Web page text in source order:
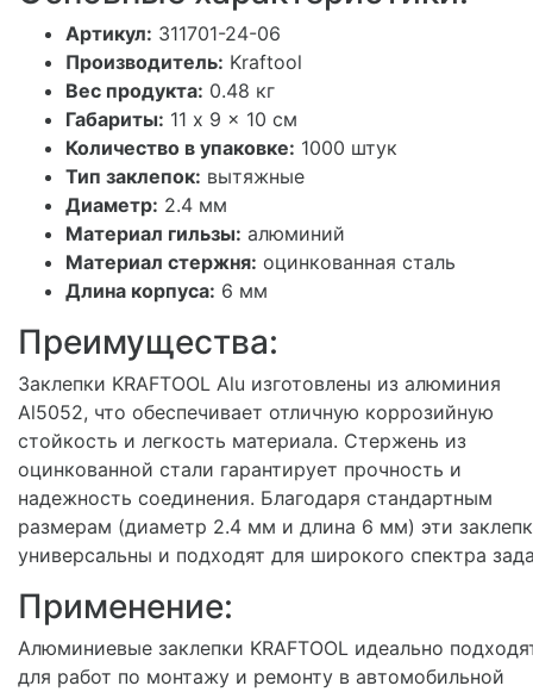
Артикул: 311701-24-06
Производитель: Kraftool
Вес продукта: 0.48 кг
Габариты: 11 x 9 x 10 см
Количество в упаковке: 1000 штук
Тип заклепок: вытяжные
Диаметр: 2.4 мм
Материал гильзы: алюминий
Материал стержня: оцинкованная сталь
Длина корпуса: 6 мм
Преимущества:
Заклепки KRAFTOOL Alu изготовлены из алюминия
Al5052, что обеспечивает отличную коррозийную
стойкость и легкость материала. Стержень из
оцинкованной стали гарантирует прочность и
надежность соединения. Благодаря стандартным
размерам (диаметр 2.4 мм и длина 6 мм) эти
универсальны и подходят для широкого спектра
Применение:
Алюминиевые заклепки KRAFTOOL идеально
для работ по монтажу и ремонту в автомобильной